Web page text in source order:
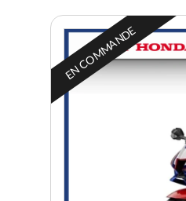
EN COMMANDE